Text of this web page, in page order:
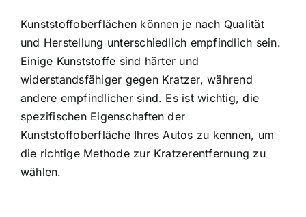
Kunststoffoberflächen können je nach Qualität
und Herstellung unterschiedlich empfindlich sein.
Einige Kunststoffe sind härter und
widerstandsfähiger gegen Kratzer, während
andere empfindlicher sind. Es ist wichtig, die
spezifischen Eigenschaften der
Kunststoffoberfläche Ihres Autos zu kennen, um
die richtige Methode zur Kratzerentfernung zu
wählen.